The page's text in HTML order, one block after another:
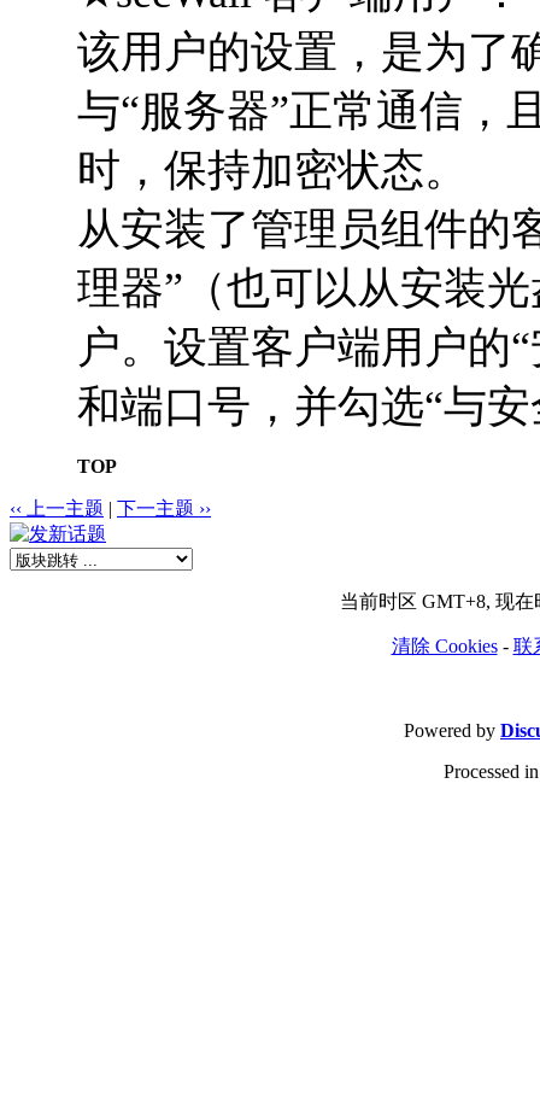
该用户的设置，是为了
与“服务器”正常通信，
时，保持加密状态。
从安装了管理员组件的
理器”（也可以从安装
户。设置客户端用户的
和端口号，并勾选“与
TOP
‹‹ 上一主题 | 下一主题 ››
当前时区 GMT+8, 现在
清除 Cookies- 联
Powered by
Processed